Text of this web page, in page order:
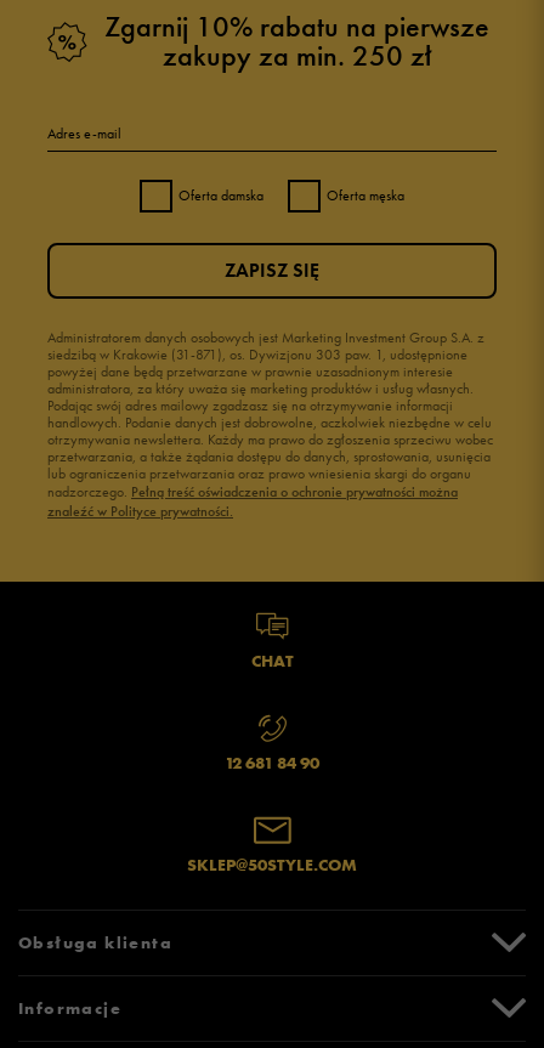
Zgarnij 10% rabatu na pierwsze
zakupy za min. 250 zł
Adres e-mail
Oferta damska Oferta męska
Administratorem danych osobowych jest Marketing Investment Group S.A. z
siedzibą w Krakowie (31-871), os. Dywizjonu 303 paw. 1, udostępnione
powyżej dane będą przetwarzane w prawnie uzasadnionym interesie
administratora, za który uważa się marketing produktów i usług własnych.
Podając swój adres mailowy zgadzasz się na otrzymywanie informacji
handlowych. Podanie danych jest dobrowolne, aczkolwiek niezbędne w celu
otrzymywania newslettera. Każdy ma prawo do zgłoszenia sprzeciwu wobec
przetwarzania, a także żądania dostępu do danych, sprostowania, usunięcia
lub ograniczenia przetwarzania oraz prawo wniesienia skargi do organu
nadzorczego. Pełną treść oświadczenia o ochronie prywatności można
znaleźć w Polityce prywatności.
ZAPISZ SIĘ
CHAT
12 681 84 90
SKLEP@50STYLE.COM
Obsługa klienta
Zwroty i reklamacje
Informacje